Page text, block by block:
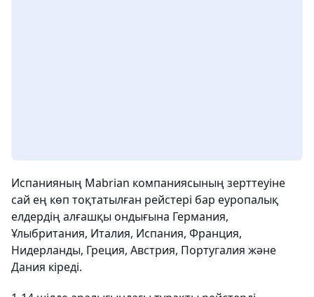
Испанияның Mabrian компаниясының зерттеуіне
сай ең көп тоқтатылған рейстері бар еуропалық
елдердің алғашқы ондығына Германия,
Ұлыбритания, Италия, Испания, Франция,
Нидерланды, Греция, Австрия, Португалия және
Дания кіреді.